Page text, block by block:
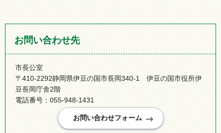
お問い合わせ先
市長公室
〒410-2292静岡県伊豆の国市長岡340-1 伊豆の国市役所伊
豆長岡庁舎2階
電話番号：055-948-1431